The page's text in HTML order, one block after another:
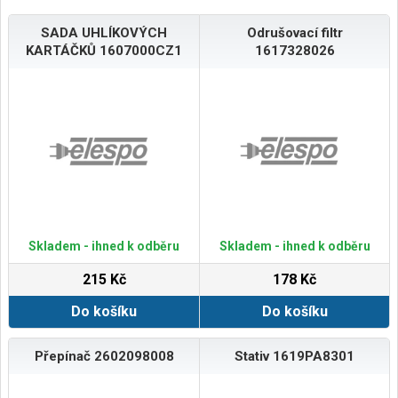
SADA UHLÍKOVÝCH
KARTÁČKŮ 1607000CZ1
Skladem - ihned k odběru
215 Kč
Do košíku
Odrušovací filtr
1617328026
Skladem - ihned k odběru
178 Kč
Do košíku
Přepínač 2602098008 Stativ 1619PA8301